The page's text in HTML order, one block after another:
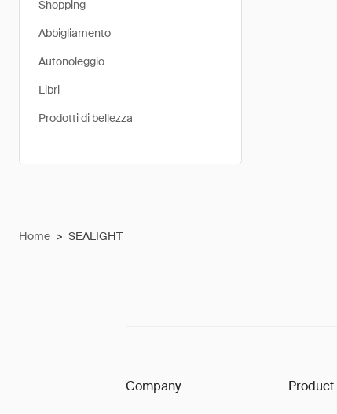
Shopping
Abbigliamento
Autonoleggio
Libri
Prodotti di bellezza
Home > SEALIGHT
Company Product